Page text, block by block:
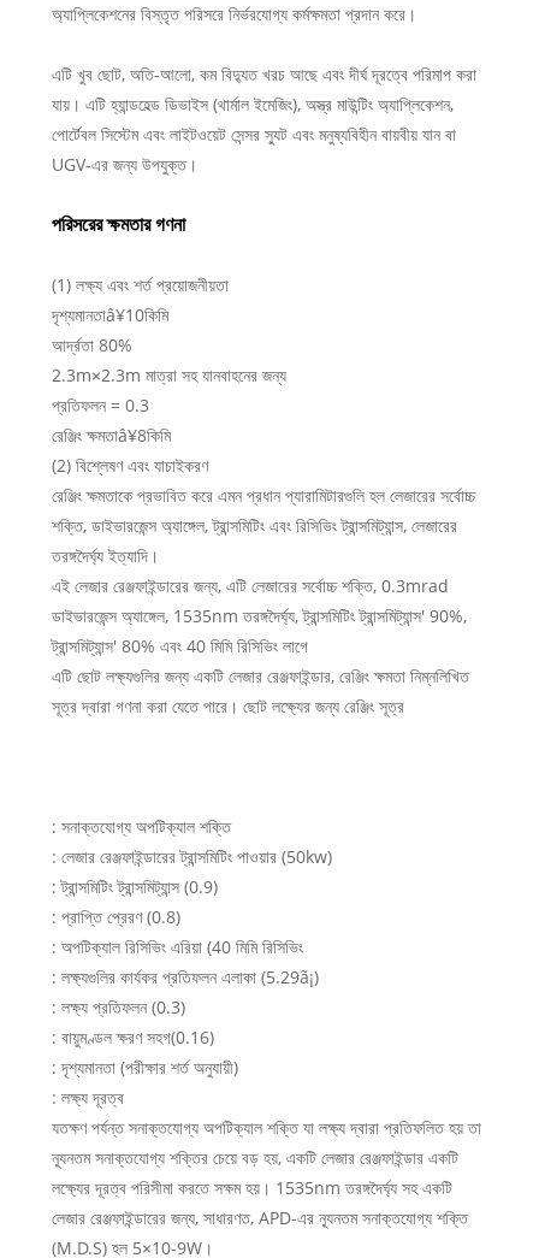
অ্যাপ্লিকেশনের বিস্তৃত পরিসরে নির্ভরযোগ্য কর্মক্ষমতা প্রদান করে।
এটি খুব ছোট, অতি-আলো, কম বিদ্যুত খরচ আছে এবং দীর্ঘ দূরত্বে পরিমাপ করা
যায়। এটি হ্যান্ডহেল্ড ডিভাইস (থার্মাল ইমেজিং), অস্ত্র মাউন্টিং অ্যাপ্লিকেশন,
পোর্টেবল সিস্টেম এবং লাইটওয়েট সেন্সর স্যুট এবং মনুষ্যবিহীন বায়বীয় যান বা
UGV-এর জন্য উপযুক্ত।
পরিসরের ক্ষমতার গণনা
(1) লক্ষ্য এবং শর্ত প্রয়োজনীয়তা
দৃশ্যমানতাâ¥10কিমি
আর্দ্রতা 80%
2.3m×2.3m মাত্রা সহ যানবাহনের জন্য
প্রতিফলন = 0.3
রেঞ্জিং ক্ষমতাâ¥8কিমি
(2) বিশ্লেষণ এবং যাচাইকরণ
রেঞ্জিং ক্ষমতাকে প্রভাবিত করে এমন প্রধান প্যারামিটারগুলি হল লেজারের সর্বোচ্চ
শক্তি, ডাইভারজেন্স অ্যাঙ্গেল, ট্রান্সমিটিং এবং রিসিভিং ট্রান্সমিট্যান্স, লেজারের
তরঙ্গদৈর্ঘ্য ইত্যাদি।
এই লেজার রেঞ্জফাইন্ডারের জন্য, এটি লেজারের সর্বোচ্চ শক্তি, 0.3mrad
ডাইভারজেন্স অ্যাঙ্গেল, 1535nm তরঙ্গদৈর্ঘ্য, ট্রান্সমিটিং ট্রান্সমিট্যান্স' 90%,
ট্রান্সমিট্যান্স' 80% এবং 40 মিমি রিসিভিং লাগে
এটি ছোট লক্ষ্যগুলির জন্য একটি লেজার রেঞ্জফাইন্ডার, রেঞ্জিং ক্ষমতা নিম্নলিখিত
সূত্র দ্বারা গণনা করা যেতে পারে। ছোট লক্ষ্যের জন্য রেঞ্জিং সূত্র
: সনাক্তযোগ্য অপটিক্যাল শক্তি
: লেজার রেঞ্জফাইন্ডারের ট্রান্সমিটিং পাওয়ার (50kw)
: ট্রান্সমিটিং ট্রান্সমিট্যান্স (0.9)
: প্রাপ্তি প্রেরণ (0.8)
: অপটিক্যাল রিসিভিং এরিয়া (40 মিমি রিসিভিং
: লক্ষ্যগুলির কার্যকর প্রতিফলন এলাকা (5.29ã¡)
: লক্ষ্য প্রতিফলন (0.3)
: বায়ুমণ্ডল ক্ষরণ সহগ(0.16)
: দৃশ্যমানতা (পরীক্ষার শর্ত অনুযায়ী)
: লক্ষ্য দূরত্ব
যতক্ষণ পর্যন্ত সনাক্তযোগ্য অপটিক্যাল শক্তি যা লক্ষ্য দ্বারা প্রতিফলিত হয় তা
ন্যূনতম সনাক্তযোগ্য শক্তির চেয়ে বড় হয়, একটি লেজার রেঞ্জফাইন্ডার একটি
লক্ষ্যের দূরত্ব পরিসীমা করতে সক্ষম হয়। 1535nm তরঙ্গদৈর্ঘ্য সহ একটি
লেজার রেঞ্জফাইন্ডারের জন্য, সাধারণত, APD-এর ন্যূনতম সনাক্তযোগ্য শক্তি
(M.D.S) হল 5×10-9W।